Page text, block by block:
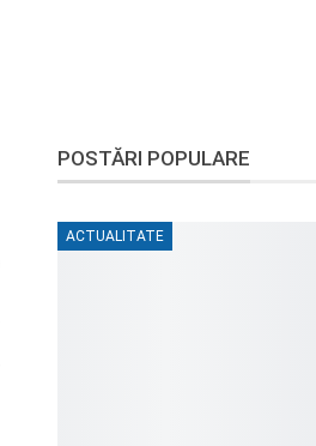
POSTĂRI POPULARE
ACTUALITATE